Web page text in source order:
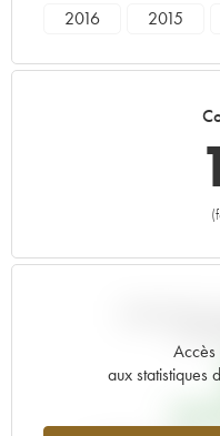
2016
2015
1967
1959
Accès
aux statistiques